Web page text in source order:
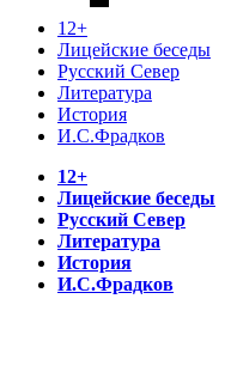
12+
Лицейские беседы
Русский Север
Литература
История
И.С.Фрадков
12+
Лицейские беседы
Русский Север
Литература
История
И.С.Фрадков